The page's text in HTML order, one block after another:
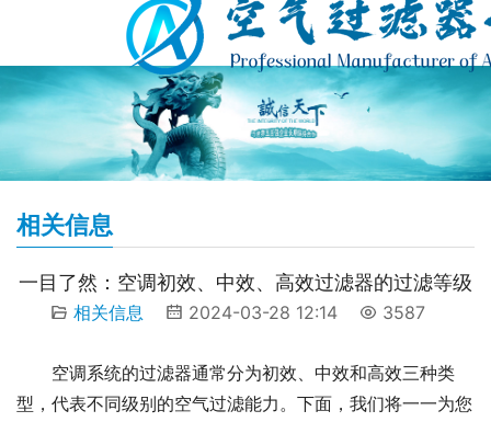
相关信息
一目了然：空调初效、中效、高效过滤器的过滤等级
相关信息 2024-03-28 12:14 3587
空调系统的过滤器通常分为初效、中效和高效三种类
型，代表不同级别的空气过滤能力。下面，我们将一一为您